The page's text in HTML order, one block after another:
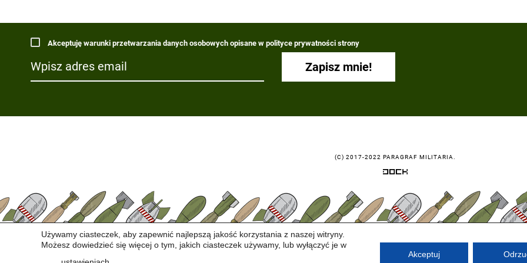
Akceptuję warunki przetwarzania danych osobowych opisane w polityce prywatności strony
(C) 2017-2022 PARAGRAF MILITARIA.
Używamy ciasteczek, aby zapewnić najlepszą jakość korzystania z naszej witryny.
Możesz dowiedzieć się więcej o tym, jakich ciasteczek używamy, lub wyłączyć je w
Akceptuj